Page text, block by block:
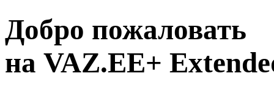
Добро пожаловать
на VAZ.EE+